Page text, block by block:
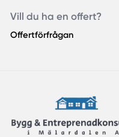
Vill du ha en offert?
Offertförfrågan